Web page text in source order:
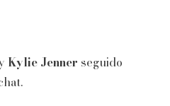
Kylie Jenner seguido